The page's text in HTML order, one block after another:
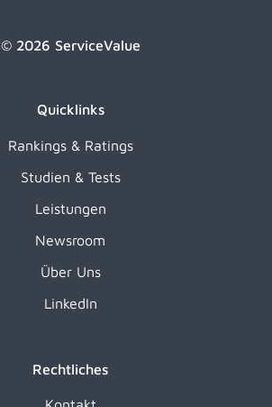
© 2026 ServiceValue
Quicklinks
Rankings & Ratings
Studien & Tests
Leistungen
Newsroom
Über Uns
LinkedIn
Rechtliches